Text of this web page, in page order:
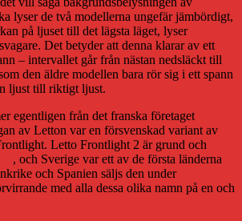
lyser de två modellerna ungefär jämbördigt,
på ljuset till det lägsta läget, lyser
Det betyder att denna klarar av ett
– intervallet går från nästan nedsläckt till
den äldre modellen bara rör sig i ett spann
ljust till riktigt ljust.
egentligen från det franska företaget
av Letton var en försvenskad variant av
Letto Frontlight 2 är grund och
, och Sverige var ett av de första länderna
och Spanien säljs den under
med alla dessa olika namn på en och